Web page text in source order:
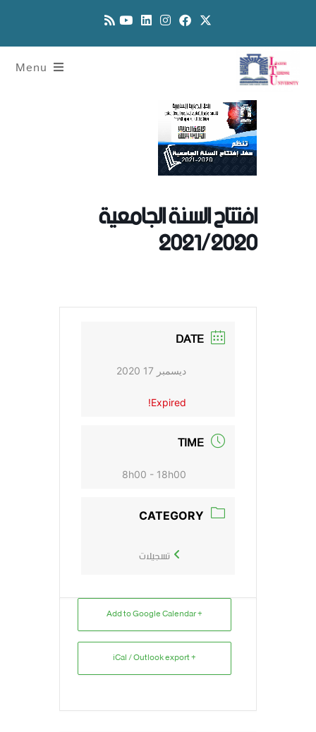
Menu
افتتاح السنة الجامعية
2021/2020
DATE
ديسمبر 17 2020
Expired!
TIME
8h00 - 18h00
CATEGORY
تسجيلات
+ Add to Google Calendar
+ iCal / Outlook export